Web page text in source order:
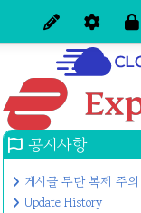
공지사항
게시글 무단 복제 주의
Update History